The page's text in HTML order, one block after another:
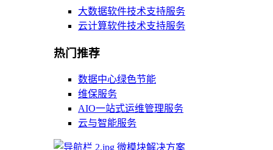
大数据软件技术支持服务
云计算软件技术支持服务
热门推荐
数据中心绿色节能
维保服务
AIO一站式运维管理服务
云与智能服务
微模块解决方案